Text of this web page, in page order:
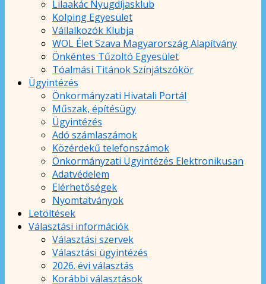
Lilaakác Nyugdíjasklub
Kolping Egyesület
Vállalkozók Klubja
WOL Élet Szava Magyarország Alapítvány
Önkéntes Tűzoltó Egyesület
Tóalmási Titánok Színjátszókör
Ügyintézés
Önkormányzati Hivatali Portál
Műszak, építésügy
Ügyintézés
Adó számlaszámok
Közérdekű telefonszámok
Önkormányzati Ügyintézés Elektronikusan
Adatvédelem
Elérhetőségek
Nyomtatványok
Letöltések
Választási információk
Választási szervek
Választási ügyintézés
2026. évi választás
Korábbi választások